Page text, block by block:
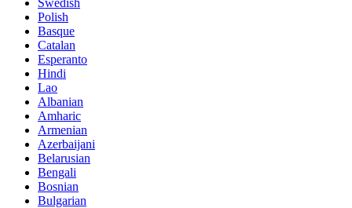
Swedish
Polish
Basque
Catalan
Esperanto
Hindi
Lao
Albanian
Amharic
Armenian
Azerbaijani
Belarusian
Bengali
Bosnian
Bulgarian